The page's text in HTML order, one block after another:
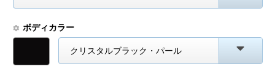
ボディカラー
クリスタルブラック・パール